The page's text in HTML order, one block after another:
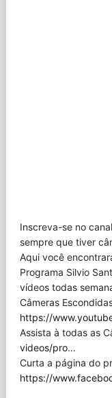
Inscreva-se no
sempre que tiver
Aqui você
Programa Silvio
vídeos todas
Câmeras
https://
Assista à todas as
videos/pro…
Curta a página do
https://